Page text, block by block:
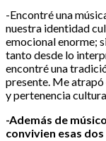
-Encontré una
nuestra identidad
emocional enorme;
tanto desde lo
encontré una
presente. Me
y pertenencia
-Además de
convivien esas